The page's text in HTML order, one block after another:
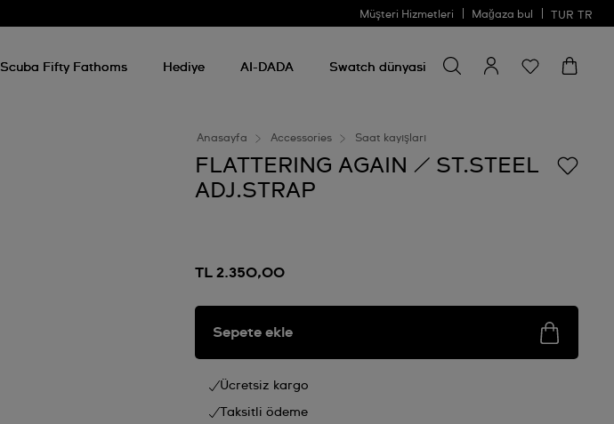
Müşteri Hizmetleri Mağaza bul TUR TR
Scuba Fifty Fathoms Hediye AI-DADA Swatch dünyasi
şey
ara
Bir şey ara
Anasayfa Accessories Saat kayışları
FLATTERING AGAIN / ST.STEEL
ADJ.STRAP
TL 2.350,00
Sepete ekle
Ücretsiz kargo
Taksitli ödeme